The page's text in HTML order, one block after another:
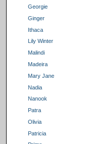
Georgie
Ginger
Ithaca
Lily Winter
Malindi
Madeira
Mary Jane
Nadia
Nanook
Patra
Olivia
Patricia